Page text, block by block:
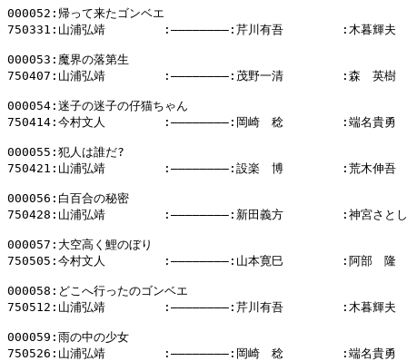
000052:帰って来たゴンベエ
750331:山浦弘靖        :――――――――:芹川有吾        :木暮輝夫
000053:魔界の落第生
750407:山浦弘靖        :――――――――:茂野一清        :森　英樹
000054:迷子の迷子の仔猫ちゃん
750414:今村文人        :――――――――:岡崎　稔        :端名貴勇
000055:犯人は誰だ?
750421:山浦弘靖        :――――――――:設楽　博        :荒木伸吾
000056:白百合の秘密
750428:山浦弘靖        :――――――――:新田義方        :神宮さとし
000057:大空高く鯉のぼり
750505:今村文人        :――――――――:山本寛巳        :阿部　隆
000058:どこへ行ったのゴンベエ
750512:山浦弘靖        :――――――――:芹川有吾        :木暮輝夫
000059:雨の中の少女
750526:山浦弘靖        :――――――――:岡崎　稔        :端名貴勇